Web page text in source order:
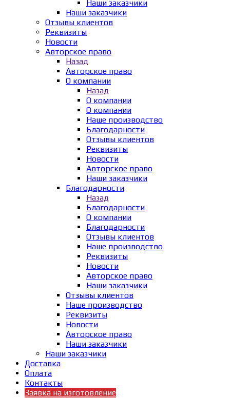
Наши заказчики
Наши заказчики
Отзывы клиентов
Реквизиты
Новости
Авторское право
Назад
Авторское право
О компании
Назад
О компании
О компании
Наше производство
Благодарности
Отзывы клиентов
Реквизиты
Новости
Авторское право
Наши заказчики
Благодарности
Назад
Благодарности
О компании
Благодарности
Отзывы клиентов
Наше производство
Реквизиты
Новости
Авторское право
Наши заказчики
Отзывы клиентов
Наше производство
Реквизиты
Новости
Авторское право
Наши заказчики
Наши заказчики
Доставка
Оплата
Контакты
Заявка на изготовление